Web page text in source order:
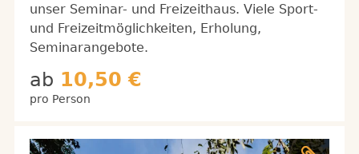
unser Seminar- und Freizeithaus. Viele Sport-
und Freizeitmöglichkeiten, Erholung,
Seminarangebote.
ab 10,50 €
pro Person